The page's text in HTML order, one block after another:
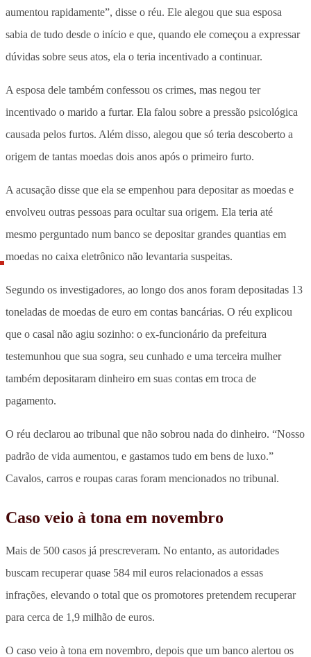
aumentou rapidamente”, disse o réu. Ele alegou que sua esposa
sabia de tudo desde o início e que, quando ele começou a expressar
dúvidas sobre seus atos, ela o teria incentivado a continuar.
A esposa dele também confessou os crimes, mas negou ter
incentivado o marido a furtar. Ela falou sobre a pressão psicológica
causada pelos furtos. Além disso, alegou que só teria descoberto a
origem de tantas moedas dois anos após o primeiro furto.
A acusação disse que ela se empenhou para depositar as moedas e
envolveu outras pessoas para ocultar sua origem. Ela teria até
mesmo perguntado num banco se depositar grandes quantias em
moedas no caixa eletrônico não levantaria suspeitas.
Segundo os investigadores, ao longo dos anos foram depositadas 13
toneladas de moedas de euro em contas bancárias. O réu explicou
que o casal não agiu sozinho: o ex-funcionário da prefeitura
testemunhou que sua sogra, seu cunhado e uma terceira mulher
também depositaram dinheiro em suas contas em troca de
pagamento.
O réu declarou ao tribunal que não sobrou nada do dinheiro. “Nosso
padrão de vida aumentou, e gastamos tudo em bens de luxo.”
Cavalos, carros e roupas caras foram mencionados no tribunal.
Caso veio à tona em novembro
Mais de 500 casos já prescreveram. No entanto, as autoridades
buscam recuperar quase 584 mil euros relacionados a essas
infrações, elevando o total que os promotores pretendem recuperar
para cerca de 1,9 milhão de euros.
O caso veio à tona em novembro, depois que um banco alertou os